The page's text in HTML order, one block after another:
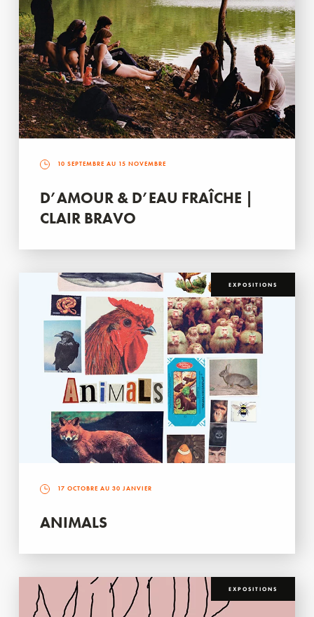
10 SEPTEMBRE AU 15 NOVEMBRE
D’AMOUR & D’EAU FRAÎCHE |
CLAIR BRAVO
EXPOSITIONS
17 OCTOBRE AU 30 JANVIER
ANIMALS
EXPOSITIONS